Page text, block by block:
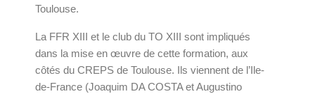
Toulouse.
La FFR XIII et le club du TO XIII sont impliqués
dans la mise en œuvre de cette formation, aux
côtés du CREPS de Toulouse. Ils viennent de l’Ile-
de-France (Joaquim DA COSTA et Augustino